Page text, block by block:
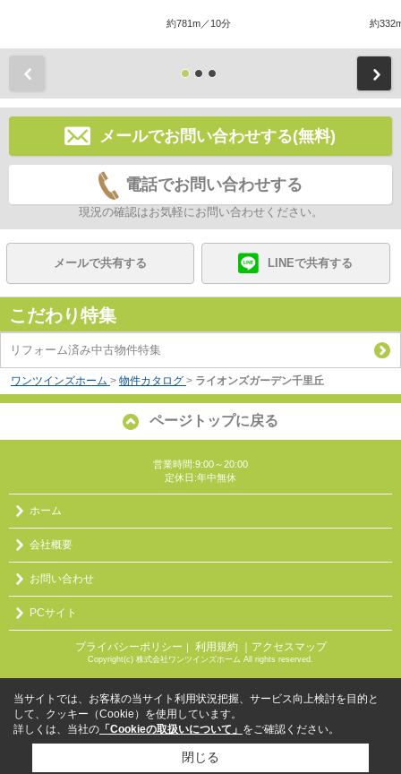
約781m／10分 約
メールでお問い合わせする(無料)
電話でお問い合わせする
現況の確認はお気軽にお問い合わせください。
メールで共有する LINEで共有する
こだわり特集
リフォーム済み中古物件特集
ワンツインズホーム > 物件カタログ > ライオンズガーデン千里丘
ページトップに戻る
営業時間:9:00～20:00
定休日:年中無休
ホーム
会社概要
お問い合わせ
PCサイト
プライバシーポリシー 利用規約 ｜アクセスマップ
Copyright(c) 株式会社ワンツインズホーム All rights reserved.
当サイトでは、お客様の当サイト利用状況把握、サービス向上検討を目的と
して、クッキー（Cookie）を使用しています。
詳しくは、当社の 「Cookieの取扱いについて」 をご確認ください。
閉じる